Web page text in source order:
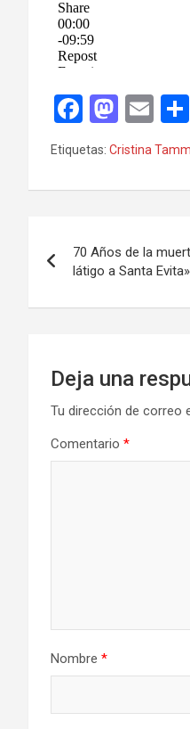
F
a
ce
b
o
k
M
a
st
o
o
n
E
m
ail
Etiquetas: Cristina
de
entradas
70 Años de la
látigo a Santa Evita»
Deja una
Tu dirección de correo
Comentario *
Nombre *